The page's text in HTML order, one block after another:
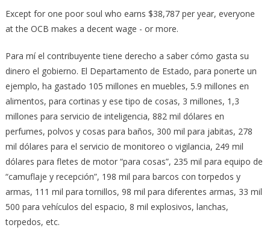
Except for one poor soul who earns $38,787 per year, everyone
at the OCB makes a decent wage -­ or more.
Para mí el contribuyente tiene derecho a saber cómo gasta su
dinero el gobierno. El Departamento de Estado, para ponerte un
ejemplo, ha gastado 105 millones en muebles, 5.9 millones en
alimentos, para cortinas y ese tipo de cosas, 3 millones, 1,3
millones para servicio de inteligencia, 882 mil dólares en
perfumes, polvos y cosas para baños, 300 mil para jabitas, 278
mil dólares para el servicio de monitoreo o vigilancia, 249 mil
dólares para fletes de motor “para cosas”, 235 mil para equipo de
“camuflaje y recepción”, 198 mil para barcos con torpedos y
armas, 111 mil para tornillos, 98 mil para diferentes armas, 33 mil
500 para vehículos del espacio, 8 mil explosivos, lanchas,
torpedos, etc.